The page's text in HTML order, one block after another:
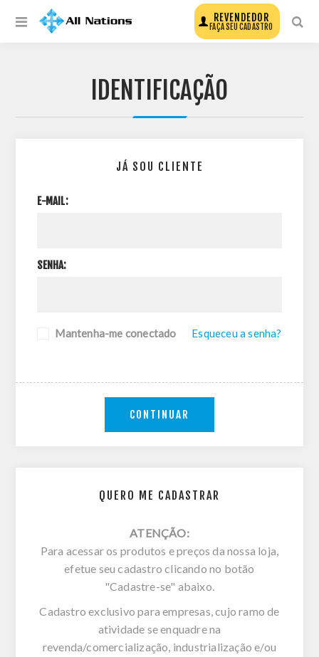
REVENDEDOR
FAÇA SEU CADASTRO
IDENTIFICAÇÃO
QUERO ME CADASTRAR
ATENÇÃO:
Para acessar os produtos e preços da nossa loja,
efetue seu cadastro clicando no botão
"Cadastre-se" abaixo.
Cadastro exclusivo para empresas, cujo ramo de
atividade se enquadre na
revenda/comercialização, industrialização e/ou
JÁ SOU CLIENTE
E-MAIL:
SENHA:
Mantenha-me conectado Esqueceu a senha?
CONTINUAR